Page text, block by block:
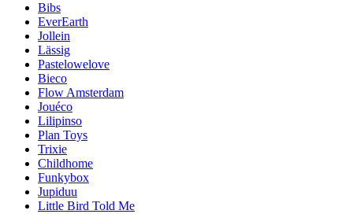
Bibs
EverEarth
Jollein
Lässig
Pastelowelove
Bieco
Flow Amsterdam
Jouéco
Lilipinso
Plan Toys
Trixie
Childhome
Funkybox
Jupiduu
Little Bird Told Me